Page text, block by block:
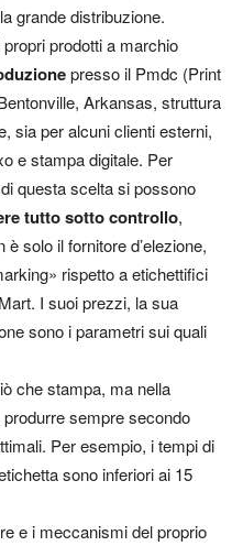
grande distribuzione.
prodotti a marchio
presso il Pmdc (Print
Arkansas, struttura
sia per alcuni clienti esterni,
e stampa digitale. Per
questa scelta si possono
tutto sotto controllo,
solo il fornitore d’elezione,
rispetto a etichettifici
I suoi prezzi, la sua
sono i parametri sui quali
che stampa, ma nella
sempre secondo
Per esempio, i tempi di
sono inferiori ai 15
e i meccanismi del proprio